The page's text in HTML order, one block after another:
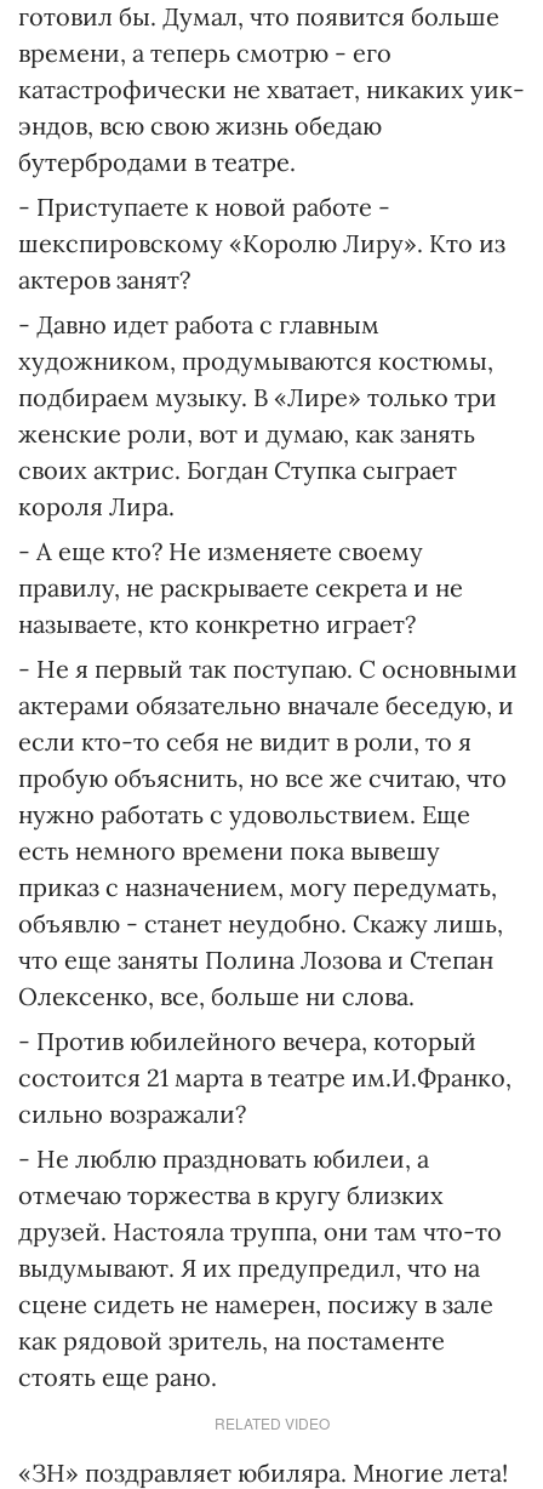
готовил бы. Думал, что появится больше
времени, а теперь смотрю - его
катастрофически не хватает, никаких уик-
эндов, всю свою жизнь обедаю
бутербродами в театре.
- Приступаете к новой работе -
шекспировскому «Королю Лиру». Кто из
актеров занят?
- Давно идет работа с главным
художником, продумываются костюмы,
подбираем музыку. В «Лире» только три
женские роли, вот и думаю, как занять
своих актрис. Богдан Ступка сыграет
короля Лира.
- А еще кто? Не изменяете своему
правилу, не раскрываете секрета и не
называете, кто конкретно играет?
- Не я первый так поступаю. С основными
актерами обязательно вначале беседую, и
если кто-то себя не видит в роли, то я
пробую объяснить, но все же считаю, что
нужно работать с удовольствием. Еще
есть немного времени пока вывешу
приказ с назначением, могу передумать,
объявлю - станет неудобно. Скажу лишь,
что еще заняты Полина Лозова и Степан
Олексенко, все, больше ни слова.
- Против юбилейного вечера, который
состоится 21 марта в театре им.И.Франко,
сильно возражали?
- Не люблю праздновать юбилеи, а
отмечаю торжества в кругу близких
друзей. Настояла труппа, они там что-то
выдумывают. Я их предупредил, что на
сцене сидеть не намерен, посижу в зале
как рядовой зритель, на постаменте
стоять еще рано.
RELATED VIDEO
«ЗН» поздравляет юбиляра. Многие лета!